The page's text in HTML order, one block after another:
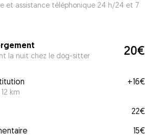
et assistance téléphonique 24 h/24 et 7
la nuit chez le dog-sitter 20€
km
+16€
22€
15€